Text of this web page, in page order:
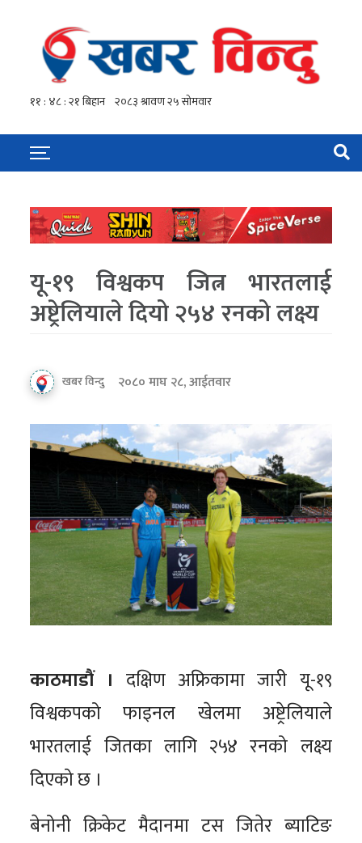
यू-१९ विश्वकप जित्न भारतलाई
अष्ट्रेलियाले दियो २५४ रनको लक्ष्य
खबर विन्दु २०८० माघ २८, आईतवार
काठमाडौं । दक्षिण अफ्रिकामा जारी यू-१९
विश्वकपको फाइनल खेलमा अष्ट्रेलियाले
भारतलाई जितका लागि २५४ रनको लक्ष्य
दिएको छ ।
बेनोनी क्रिकेट मैदानमा टस जितेर ब्याटिङ